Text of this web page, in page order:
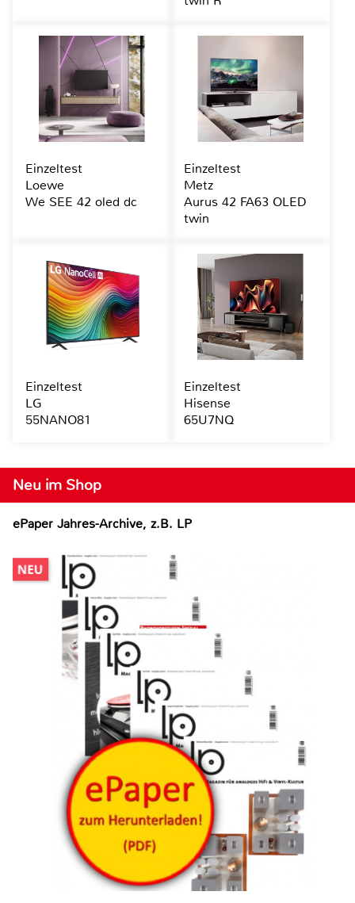
Neu im Shop
ePaper Jahres-Archive, z.B. LP
Einzeltest
Loewe
We SEE 42 oled dc
Einzeltest
Metz
Aurus 42 FA63 OLED
twin
Einzeltest
LG
55NANO81
Einzeltest
Hisense
65U7NQ